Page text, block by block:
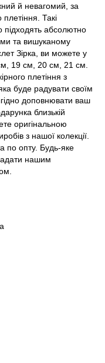
й невагомий, за
Такі
підходять абсолютно
та вишуканому
Зірка, ви можете у
19 см, 20 см, 21 см.
плетіння з
буде радувати своїм
доповнювати ваш
близькій
оригінальною
з нашої колекції.
по опту. Будь-яке
нашим